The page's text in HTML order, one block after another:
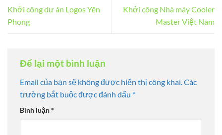
Khởi công dự án Logos Yên
Phong
Khởi công Nhà máy Cooler
Master Việt Nam
Để lại một bình luận
Email của bạn sẽ không được hiển thị công khai.Các
trường bắt buộc được đánh dấu *
Bình luận*